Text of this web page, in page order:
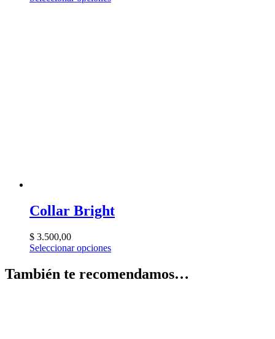
Collar Bright
$ 3.500,00
Seleccionar opciones
También te recomendamos…